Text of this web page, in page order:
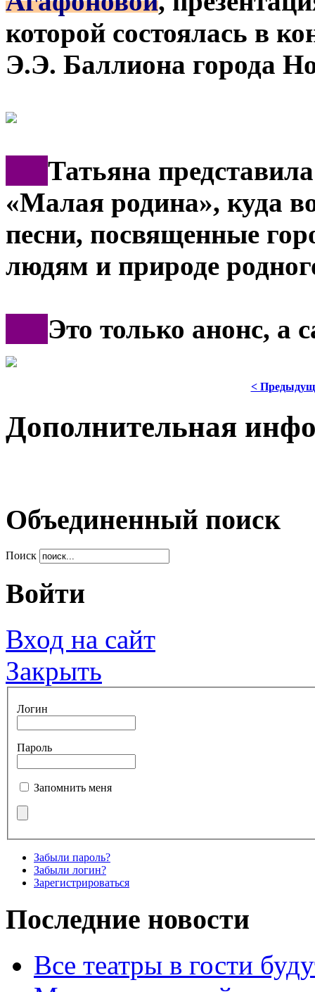
которой состоялась в
Э.Э. Баллиона города
Татьяна
«Малая родина», куда
песни, посвященные
людям и природе
Это только анонс, а
<
Дополнительная
Объединенный поиск
Поиск
Войти
Вход на сайт
Закрыть
Логин
Пароль
Запомнить меня
Забыли пароль?
Забыли логин?
Зарегистрироваться
Последние новости
Все театры в гости